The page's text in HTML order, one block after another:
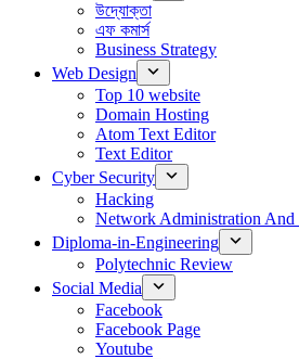
উদ্যোক্তা
এফ কমার্স
Business Strategy
Web Design
Top 10 website
Domain Hosting
Atom Text Editor
Text Editor
Cyber Security
Hacking
Network Administration And
Diploma-in-Engineering
Polytechnic Review
Social Media
Facebook
Facebook Page
Youtube